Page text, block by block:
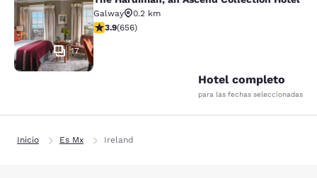
The Hardiman, an Ascend
17
Galway
0.2 km
calificación de 3.88 estrellas. Bueno. 656 reseñas
3.9(656)
Hotel completo
para las fechas seleccionadas
Inicio Es Mx Ireland